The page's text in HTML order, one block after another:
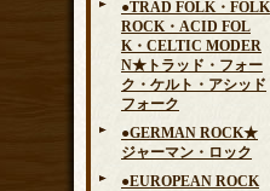
●TRAD FOLK・FOLK
ROCK・ACID FOL
K・CELTIC MODER
N★トラッド・フォー
ク・ケルト・アシッド
フォーク
●GERMAN ROCK★
ジャーマン・ロック
●EUROPEAN ROCK